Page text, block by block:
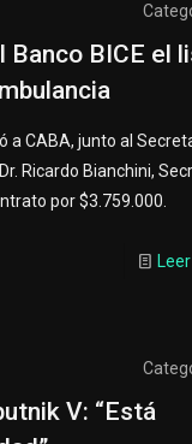
Banco BICE el
a CABA, junto al
Ricardo Bianchini,
por $3.759.000.
V: “Está